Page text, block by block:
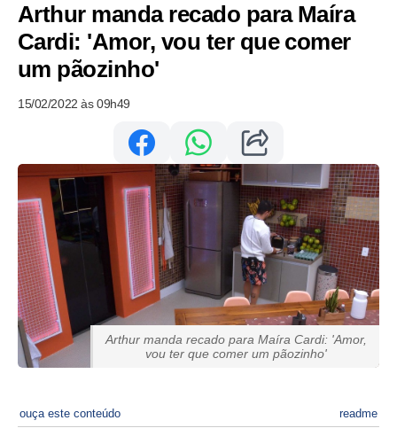
Arthur manda recado para Maíra
Cardi: 'Amor, vou ter que comer
um pãozinho'
15/02/2022 às 09h49
Arthur manda recado para Maíra Cardi: 'Amor,
vou ter que comer um pãozinho'
ouça este conteúdo readme